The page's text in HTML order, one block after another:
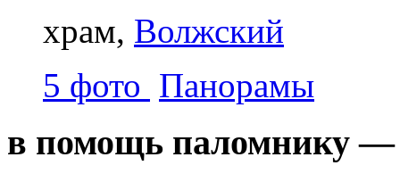
храм, Волжский
5 фото Панорамы
в помощь паломнику —